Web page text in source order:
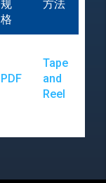
规
格
方法
PDF
Tape
and
Reel